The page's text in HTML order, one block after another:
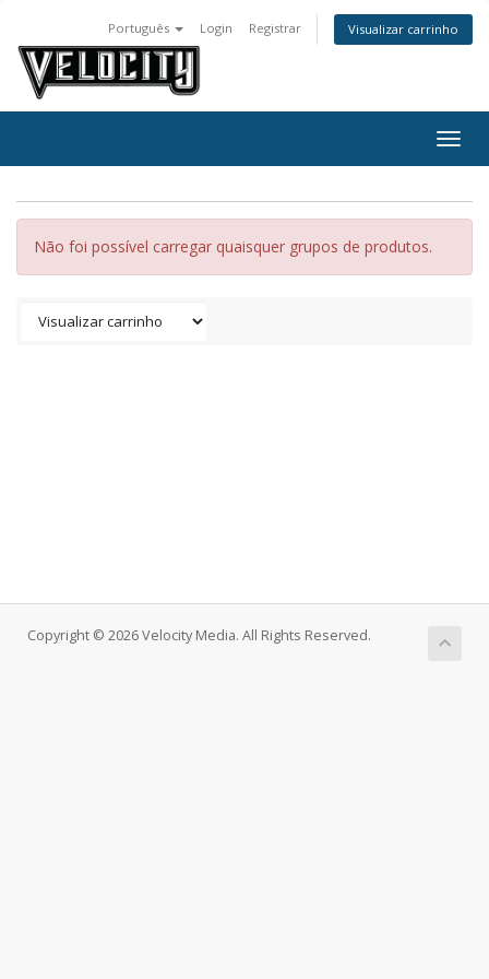
Português Login Registrar Visualizar carrinho
Não foi possível carregar quaisquer grupos de produtos.
Copyright © 2026 Velocity Media. All Rights Reserved.